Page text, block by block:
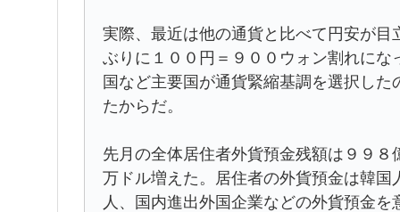
実際、最近は他の通貨と比べて円安が
ぶりに１００円＝９００ウォン割れに
国など主要国が通貨緊縮基調を選択し
たからだ。
先月の全体居住者外貨預金残額は９９
万ドル増えた。居住者の外貨預金は韓
人、国内進出外国企業などの外貨預金